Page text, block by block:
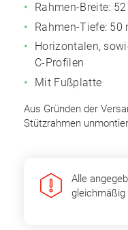
Rahmen-Breite:
Rahmen-Tiefe: 50
Horizontalen,
C-Profilen
Mit Fußplatte
Aus Gründen der
Stützrahmen
Alle
gleichmäßig